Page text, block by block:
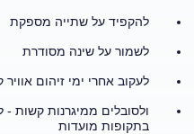
להקפיד על שתייה מספקת
לשמור על שינה מסודרת
לעקוב אחרי ימי זיהום אוויר
ולסובלים ממיגרנות קשות -
בתקופות מועדות